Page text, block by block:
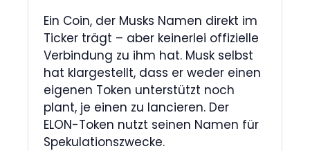
Ein Coin, der Musks Namen direkt im
Ticker trägt – aber keinerlei offizielle
Verbindung zu ihm hat. Musk selbst
hat klargestellt, dass er weder einen
eigenen Token unterstützt noch
plant, je einen zu lancieren. Der
ELON-Token nutzt seinen Namen für
Spekulationszwecke.